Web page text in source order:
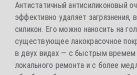
Антистатичный антисиликоновый
эффективно удаляет загрязнения,
силикон. Его можно наносить на
существующее лакокрасочное
в двух видах — с быстрым времем
локального ремонта и с более